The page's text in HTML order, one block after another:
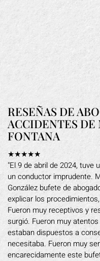
RESEÑAS DE
ACCIDENTES
FONTANA
★★★★★
"El 9 de abril de 2024, tuve
un conductor imprudente.
González bufete de
explicar los
Fueron muy receptivos y
surgió. Fueron muy
estaban dispuestos a
necesitaba. Fueron muy
encarecidamente este